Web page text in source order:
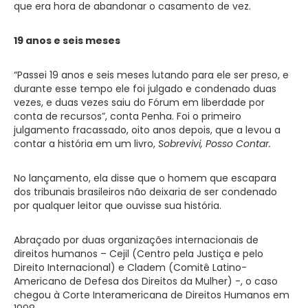
que era hora de abandonar o casamento de vez.
19 anos e seis meses
“Passei 19 anos e seis meses lutando para ele ser preso, e
durante esse tempo ele foi julgado e condenado duas
vezes, e duas vezes saiu do Fórum em liberdade por
conta de recursos”, conta Penha. Foi o primeiro
julgamento fracassado, oito anos depois, que a levou a
contar a história em um livro, Sobrevivi, Posso Contar.
No lançamento, ela disse que o homem que escapara
dos tribunais brasileiros não deixaria de ser condenado
por qualquer leitor que ouvisse sua história.
Abraçado por duas organizações internacionais de
direitos humanos – Cejil (Centro pela Justiça e pelo
Direito Internacional) e Cladem (Comitê Latino-
Americano de Defesa dos Direitos da Mulher) -, o caso
chegou à Corte Interamericana de Direitos Humanos em